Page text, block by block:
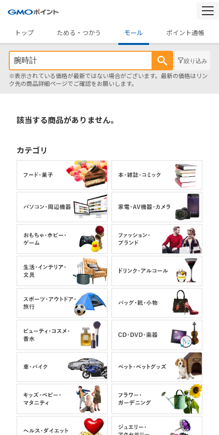
トップ
ためる・つかう モール ポイント通帳
絞り込み
※表示されている価格が最新ではない場合がございます。最新の価格はリン
ク先の商品詳細ページでご確認をお願いします。
該当する商品がありません。
カテゴリ